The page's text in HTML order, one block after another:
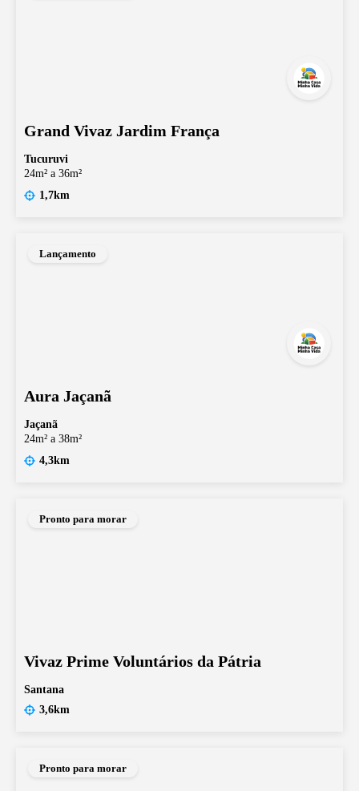
Grand Vivaz Jardim França
Tucuruvi
24m² a 36m²
1,7km
Lançamento
Aura Jaçanã
Jaçanã
24m² a 38m²
4,3km
Pronto para morar
Vivaz Prime Voluntários da Pátria
Santana
3,6km
Pronto para morar